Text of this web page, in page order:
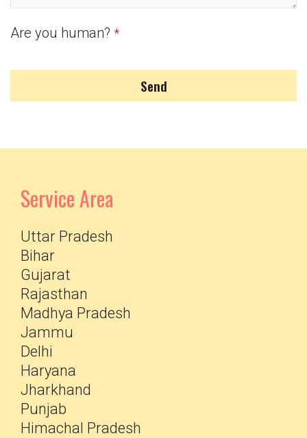
Are you human? *
Send
Service Area
Uttar Pradesh
Bihar
Gujarat
Rajasthan
Madhya Pradesh
Jammu
Delhi
Haryana
Jharkhand
Punjab
Himachal Pradesh